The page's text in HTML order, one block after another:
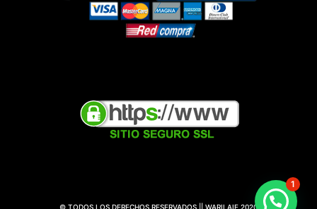
© TODOS LOS DERECHOS RESERVADOS || WARILAIF 2020
1